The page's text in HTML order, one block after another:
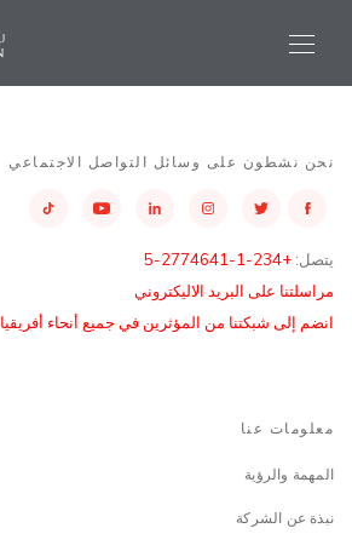
نحن نشطون على وسائل التواصل الاجتماعي
يتصل: +234-1-2774641-5
مراسلتنا على البريد الاليكتروني
انضم إلى شبكتنا من المؤثرين في جميع أنحاء أفريقيا
معلومات عنا
المهمة والرؤية
نبذة عن الشركة